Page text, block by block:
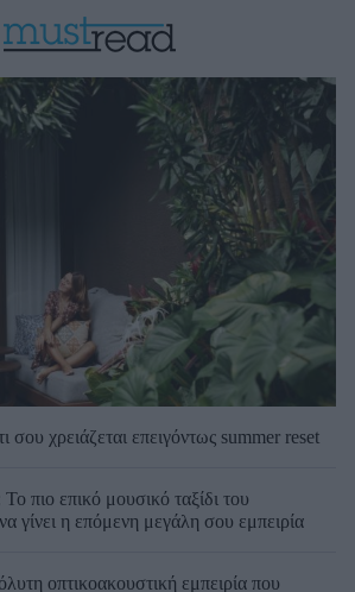
σου χρειάζεται επειγόντως summer reset
πιο επικό μουσικό ταξίδι του
γίνει η επόμενη μεγάλη σου εμπειρία
οπτικοακουστική εμπειρία που